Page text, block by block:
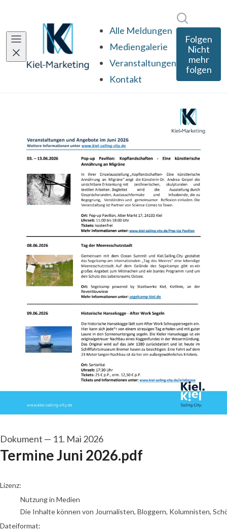
Alle Meldungen
Mediengalerie
Veranstaltungen
Kontakt
Folgen
Nicht
mehr
folgen
Dokument — 11. Mai 2026
Termine Juni 2026.pdf
go to media item
Lizenz:
Nutzung in Medien
Die Inhalte können von Journalisten, Bloggern, Kolumnisten,
Dateiformat: